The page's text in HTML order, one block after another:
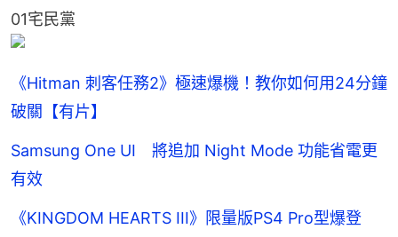
01宅民黨
《Hitman 刺客任務2》極速爆機！教你如何用24分鐘
破關【有片】
Samsung One UI 將追加 Night Mode 功能省電更
有效
《KINGDOM HEARTS III》限量版PS4 Pro型爆登